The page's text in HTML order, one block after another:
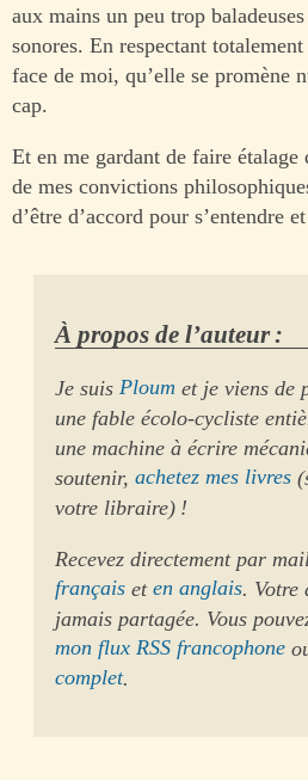
aux mains un peu trop
sonores. En respectant
face de moi, qu’elle se promène
cap.
Et en me gardant de faire
de mes convictions
d’être d’accord pour s’entendre
À propos de l’auteur :
Je suisPloum et je viens de
une fable écolo-cycliste
une machine à écrire
soutenir,achetez mes livres
votre libraire) !
Recevez directement par
français eten anglais. Votre
jamais partagée. Vous
mon flux RSS francophone
complet.